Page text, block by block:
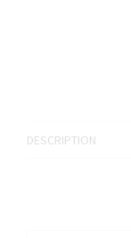
DESCRIPTION